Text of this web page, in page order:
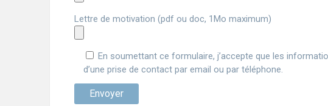
Lettre de motivation (pdf ou doc, 1Mo maximum)
En soumettant ce formulaire, j’accepte que les
d’une prise de contact par email ou par téléphone.